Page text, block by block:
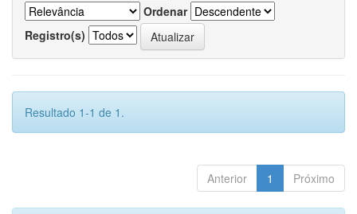
Ordenar
Registro(s)
Resultado 1-1 de 1.
Anterior 1 Próximo